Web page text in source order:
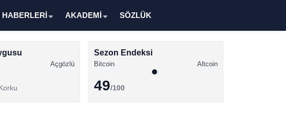
HABERLERİ AKADEMİ SÖZLÜK
Açgözlü
Sezon Endeksi
Bitcoin Altcoin
49/100